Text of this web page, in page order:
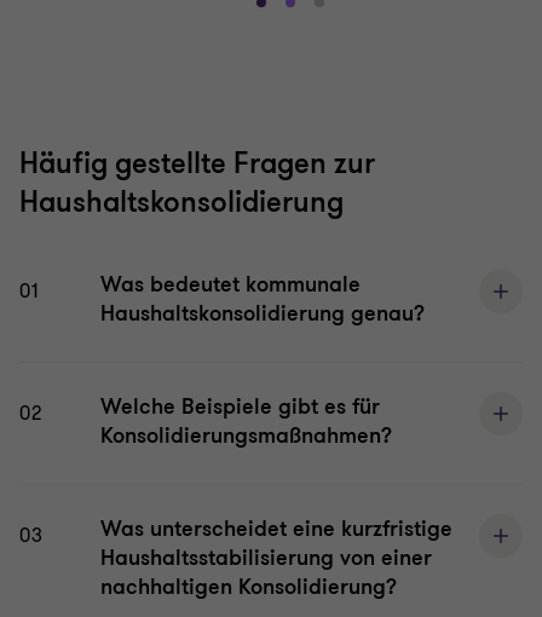
GeheGeheGehe
Häufig gestellte Fragen zur
Haushaltskonsolidierung
01
Was bedeutet kommunale
Haushaltskonsolidierung genau?
02
Welche Beispiele gibt es für
Konsolidierungsmaßnahmen?
03
Was unterscheidet eine kurzfristige
Haushaltsstabilisierung von einer
nachhaltigen Konsolidierung?